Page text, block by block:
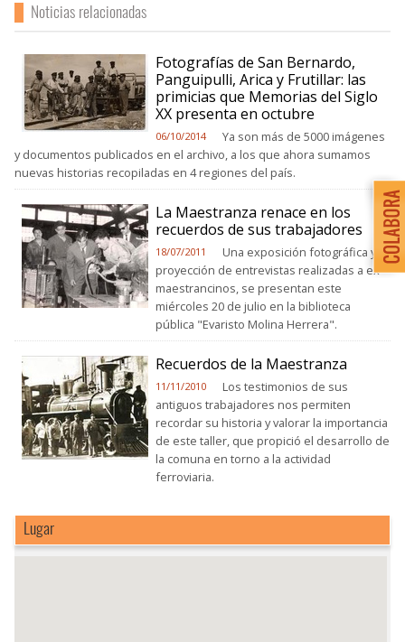
Noticias relacionadas
Fotografías de San Bernardo,
Panguipulli, Arica y Frutillar: las
primicias que Memorias del Siglo
XX presenta en octubre
06/10/2014
Ya son más de 5000 imágenes
y documentos publicados en el archivo, a los que ahora sumamos
nuevas historias recopiladas en 4 regiones del país.
La Maestranza renace en los
recuerdos de sus trabajadores
18/07/2011
Una exposición fotográfica y la
proyección de entrevistas realizadas a ex
maestrancinos, se presentan este
miércoles 20 de julio en la biblioteca
pública "Evaristo Molina Herrera".
Recuerdos de la Maestranza
11/11/2010
Los testimonios de sus
antiguos trabajadores nos permiten
recordar su historia y valorar la importancia
de este taller, que propició el desarrollo de
la comuna en torno a la actividad
ferroviaria.
Lugar